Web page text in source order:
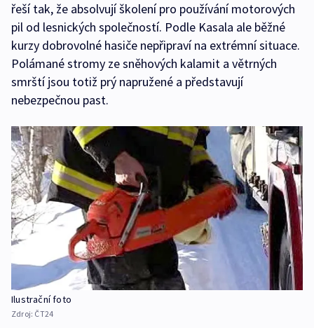
řeší tak, že absolvují školení pro používání motorových
pil od lesnických společností. Podle Kasala ale běžné
kurzy dobrovolné hasiče nepřipraví na extrémní situace.
Polámané stromy ze sněhových kalamit a větrných
smrští jsou totiž prý napružené a představují
nebezpečnou past.
Ilustrační foto
Zdroj: ČT24